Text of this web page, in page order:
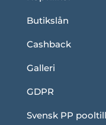
Butikslån
Cashback
Galleri
GDPR
Svensk PP